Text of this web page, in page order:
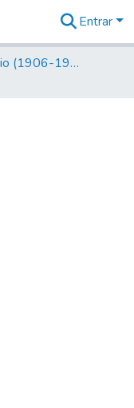
Entrar
Canto Libertário (1906-1995)